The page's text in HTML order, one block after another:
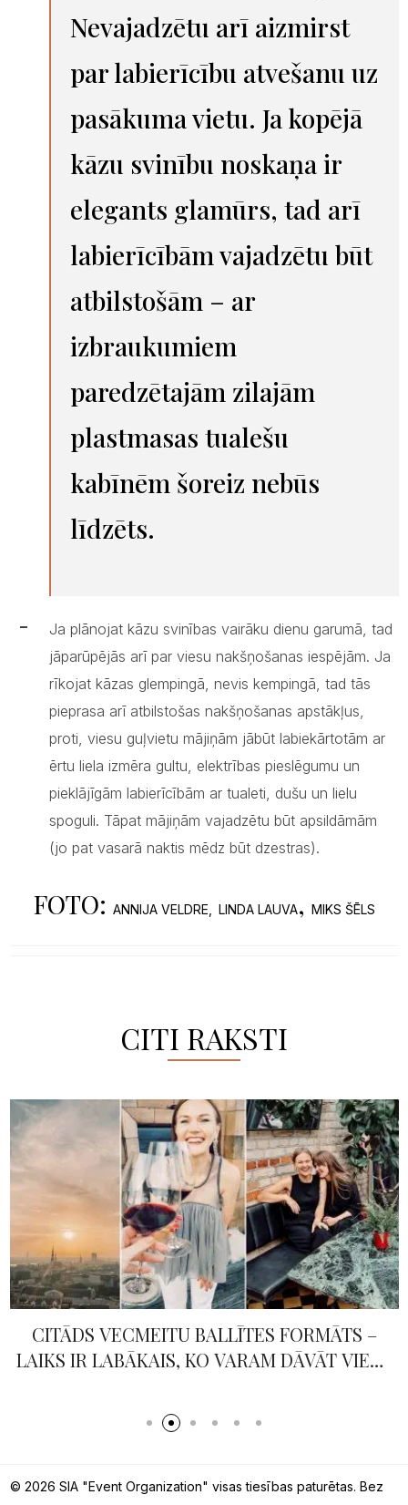
Nevajadzētu arī aizmirst
par labierīcību atvešanu uz
pasākuma vietu. Ja kopējā
kāzu svinību noskaņa ir
elegants glamūrs, tad arī
labierīcībām vajadzētu būt
atbilstošām – ar
izbraukumiem
paredzētajām zilajām
plastmasas tualešu
kabīnēm šoreiz nebūs
līdzēts.
Ja plānojat kāzu svinības vairāku dienu garumā, tad
jāparūpējās arī par viesu nakšņošanas iespējām. Ja
rīkojat kāzas glempingā, nevis kempingā, tad tās
pieprasa arī atbilstošas nakšņošanas apstākļus,
proti, viesu guļvietu mājiņām jābūt labiekārtotām ar
ērtu liela izmēra gultu, elektrības pieslēgumu un
pieklājīgām labierīcībām ar tualeti, dušu un lielu
spoguli. Tāpat mājiņām vajadzētu būt apsildāmām
(jo pat vasarā naktis mēdz būt dzestras).
FOTO: ANNIJA VELDRE, LINDA LAUVA, MIKS ŠĒLS
CITI RAKSTI
CITĀDS VECMEITU BALLĪTES FORMĀTS –
LAIKS IR LABĀKAIS, KO VARAM DĀVĀT VIENS
© 2026 SIA "Event Organization" visas tiesības paturētas. Bez